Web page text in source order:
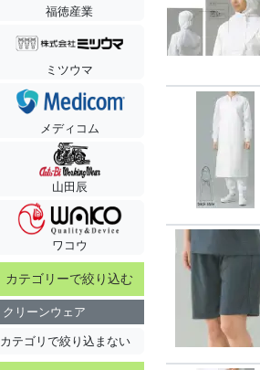
福徳産業
ミツウマ
メディコム
山田辰
ワコウ
カテゴリーで絞り込む
クリーンウェア
カテゴリで絞り込まない